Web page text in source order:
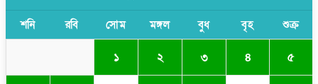
শনি রবি সোম মঙ্গল বুধ বৃহ শুক্র
১ ২ ৩ ৪ ৫